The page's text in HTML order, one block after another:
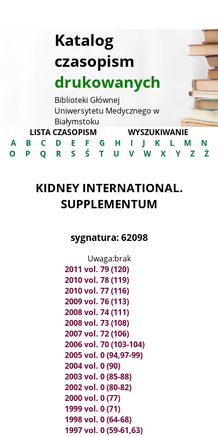
Katalog
czasopism
drukowanych
Biblioteki Głównej
Uniwersytetu Medycznego w
Białymstoku
LISTA CZASOPISM
WYSZUKIWANIE
A
B C D E F G H I J K L M
N
O
P Q R S Ś T U V W X Y Z Ż
KIDNEY INTERNATIONAL.
SUPPLEMENTUM
sygnatura: 62098
Uwaga:brak
2011 vol. 79 (120)
2010 vol. 78 (119)
2010 vol. 77 (116)
2009 vol. 76 (113)
2008 vol. 74 (111)
2008 vol. 73 (108)
2007 vol. 72 (106)
2006 vol. 70 (103-104)
2005 vol. 0 (94,97-99)
2004 vol. 0 (90)
2003 vol. 0 (85-88)
2002 vol. 0 (80-82)
2000 vol. 0 (77)
1999 vol. 0 (71)
1998 vol. 0 (64-68)
1997 vol. 0 (59-61,63)